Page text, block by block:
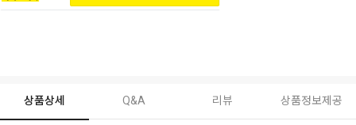
상품상세 Q&A 리뷰 상품정보제공